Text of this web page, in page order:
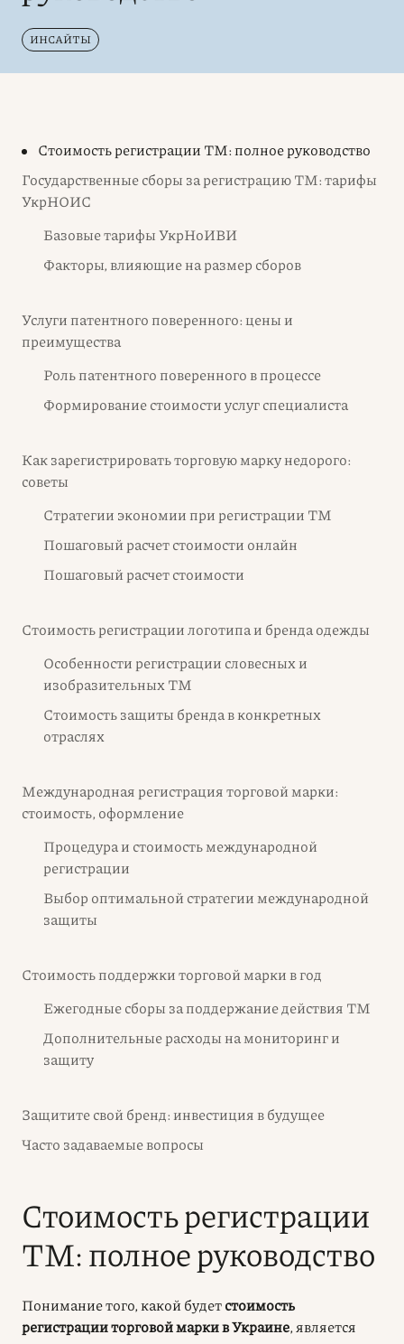
ИНСАЙТЫ
Стоимость регистрации ТМ: полное руководство
Государственные сборы за регистрацию ТМ: тарифы
УкрНОИС
Базовые тарифы УкрНоИВИ
Факторы, влияющие на размер сборов
Услуги патентного поверенного: цены и
преимущества
Роль патентного поверенного в процессе
Формирование стоимости услуг специалиста
Как зарегистрировать торговую марку недорого:
советы
Стратегии экономии при регистрации ТМ
Пошаговый расчет стоимости онлайн
Пошаговый расчет стоимости
Стоимость регистрации логотипа и бренда одежды
Особенности регистрации словесных и
изобразительных ТМ
Стоимость защиты бренда в конкретных
отраслях
Международная регистрация торговой марки:
стоимость, оформление
Процедура и стоимость международной
регистрации
Выбор оптимальной стратегии международной
защиты
Стоимость поддержки торговой марки в год
Ежегодные сборы за поддержание действия ТМ
Дополнительные расходы на мониторинг и
защиту
Защитите свой бренд: инвестиция в будущее
Часто задаваемые вопросы
Стоимость регистрации
ТМ: полное руководство
Понимание того, какой будетстоимость
регистрации торговой марки в Украине, является